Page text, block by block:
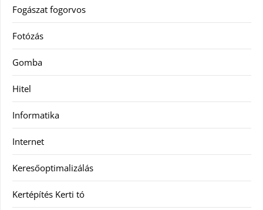
Fogászat fogorvos
Fotózás
Gomba
Hitel
Informatika
Internet
Keresőoptimalizálás
Kertépítés Kerti tó